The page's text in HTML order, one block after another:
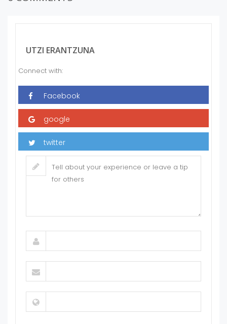
UTZI ERANTZUNA
Connect with: